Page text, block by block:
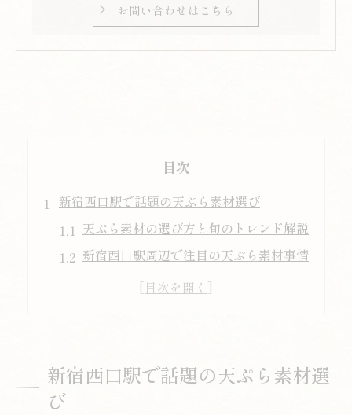
お問い合わせはこちら
目次
新宿西口駅で話題の天ぷら素材選び
天ぷら素材の選び方と旬のトレンド解説
新宿西口駅周辺で注目の天ぷら素材事情
天ぷらを引き立てる厳選素材の見極め方
天ぷらで味わう旬素材の魅力と特徴
新宿西口駅で話題の天ぷら素材選
び